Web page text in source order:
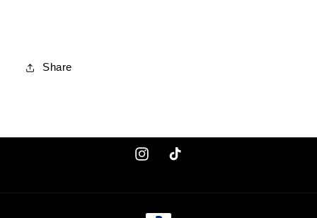
Share
InstagramTikTok
Zahlungsmethoden